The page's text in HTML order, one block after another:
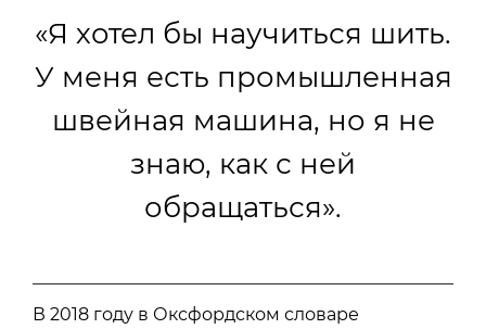
«Я хотел бы научиться шить.
У меня есть промышленная
швейная машина, но я не
знаю, как с ней
обращаться».
В 2018 году в Оксфордском словаре